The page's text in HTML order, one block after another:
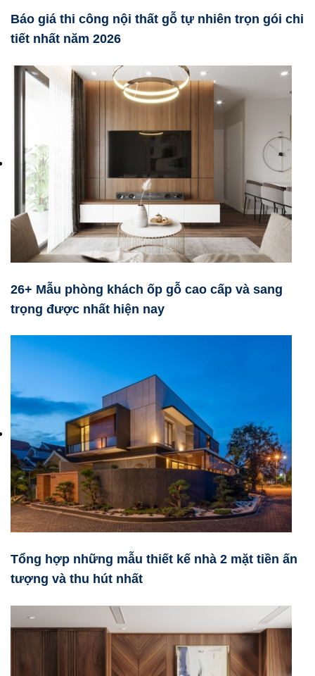
Báo giá thi công nội thất gỗ tự nhiên trọn gói chi
tiết nhất năm 2026
26+ Mẫu phòng khách ốp gỗ cao cấp và sang
trọng được nhất hiện nay
Tổng hợp những mẫu thiết kế nhà 2 mặt tiền ấn
tượng và thu hút nhất